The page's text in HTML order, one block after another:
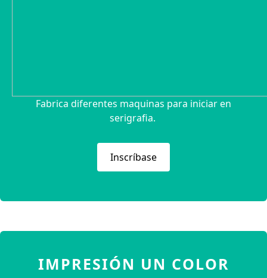
Fabrica diferentes maquinas para iniciar en
serigrafia.
Inscríbase
IMPRESIÓN UN COLOR